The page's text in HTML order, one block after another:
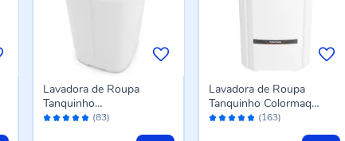
Avaliação: (83)
Lavadora de Roupa
Tanquinho
Semiautomático Mueller
Avaliação: (163)
Lavadora de Roupa
Tanquinho Colormaq
20Kg Semiautomática